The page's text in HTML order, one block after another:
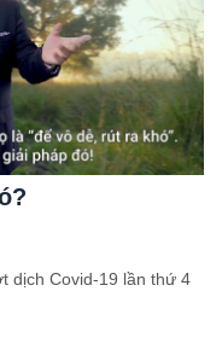
dịch Covid-19 lần thứ 4